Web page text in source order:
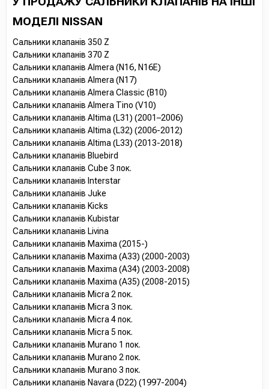
МОДЕЛІ NISSAN
Сальники клапанів 350 Z
Сальники клапанів 370 Z
Сальники клапанів Almera (N16, N16E)
Сальники клапанів Almera (N17)
Сальники клапанів Almera Classic (B10)
Сальники клапанів Almera Tino (V10)
Сальники клапанів Altima (L31) (2001–2006)
Сальники клапанів Altima (L32) (2006-2012)
Сальники клапанів Altima (L33) (2013-2018)
Сальники клапанів Bluebird
Сальники клапанів Cube 3 пок.
Сальники клапанів Interstar
Сальники клапанів Juke
Сальники клапанів Kicks
Сальники клапанів Kubistar
Сальники клапанів Livina
Сальники клапанів Maxima (2015-)
Сальники клапанів Maxima (A33) (2000-2003)
Сальники клапанів Maxima (A34) (2003-2008)
Сальники клапанів Maxima (A35) (2008-2015)
Сальники клапанів Micra 2 пок.
Сальники клапанів Micra 3 пок.
Сальники клапанів Micra 4 пок.
Сальники клапанів Micra 5 пок.
Сальники клапанів Murano 1 пок.
Сальники клапанів Murano 2 пок.
Сальники клапанів Murano 3 пок.
Сальники клапанів Navara (D22) (1997-2004)